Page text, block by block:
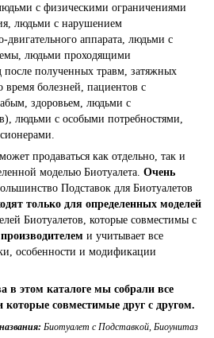
с физическими ограничениями
людьми с нарушением
аппарата, людьми с
людьми проходящими
полученных травм, затяжных
болезней, пациентов с
здоровьем, людьми с
людьми с особыми потребностями,
продаваться как отдельно, так и
моделью Биотуалета. Очень
Подставок для Биотуалетов
только для определенных моделей
Биотуалетов, которые совместимы с
и учитывает все
особенности и модификации
в этом каталоге мы собрали все
которые совместимые друг с другом.
Биотуалет с Подставкой, Биоунитаз